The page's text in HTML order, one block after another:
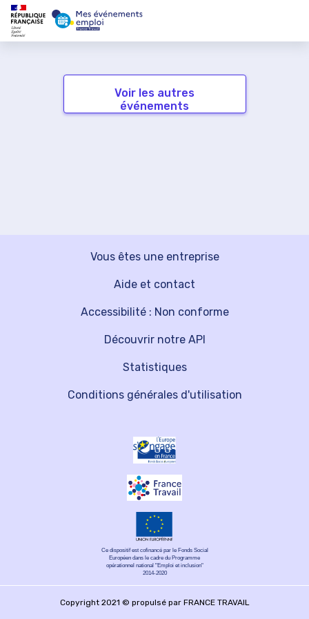
Voir les autres
événements
Vous êtes une entreprise
Découvrir notre API
Aide et contact
Statistiques
Accessibilité : Non conforme
Conditions générales d'utilisation
Ce dispositif est cofinancé par le Fonds Social
Européen dans le cadre du Programme
opérationnel national "Emploi et inclusion"
2014-2020
Copyright 2021 © propulsé par FRANCE TRAVAIL